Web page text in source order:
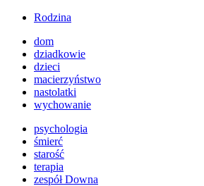
Rodzina
dom
dziadkowie
dzieci
macierzyństwo
nastolatki
wychowanie
psychologia
śmierć
starość
terapia
zespół Downa